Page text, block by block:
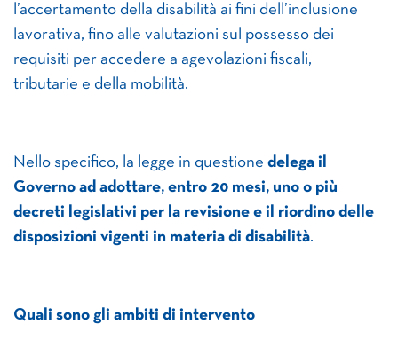
l’accertamento della disabilità ai fini dell’inclusione
lavorativa, fino alle valutazioni sul possesso dei
requisiti per accedere a agevolazioni fiscali,
tributarie e della mobilità.
Nello specifico, la legge in questione delega il
Governo ad adottare, entro 20 mesi, uno o più
decreti legislativi per la revisione e il riordino delle
disposizioni vigenti in materia di disabilità.
Quali sono gli ambiti di intervento